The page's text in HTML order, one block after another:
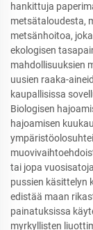
hankittuja
metsätaloudesta,
metsänhoitoa,
ekologisen
mahdollisuuksien
uusien raaka-
kaupallisissa
Biologisen
hajoamisen
tai jopa
pussien käsittelyn
edistää maan
painatuksissa
myrkyllisten